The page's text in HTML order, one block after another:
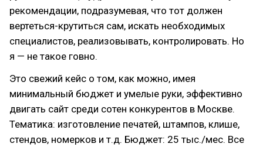
рекомендации, подразумевая, что тот должен
вертеться-крутиться сам, искать необходимых
специалистов, реализовывать, контролировать. Но
я — не такое говно.
Это свежий кейс о том, как можно, имея
минимальный бюджет и умелые руки, эффективно
двигать сайт среди сотен конкурентов в Москве.
Тематика: изготовление печатей, штампов, клише,
стендов, номерков и т.д. Бюджет: 25 тыс./мес. Все